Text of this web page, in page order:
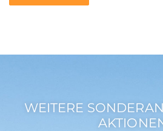
WEITERE